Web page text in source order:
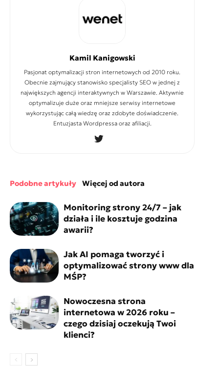
Kamil Kanigowski
Pasjonat optymalizacji stron internetowych od 2010 roku.
Obecnie zajmujący stanowisko specjalisty SEO w jednej z
największych agencji interaktywnych w Warszawie. Aktywnie
optymalizuje duże oraz mniejsze serwisy internetowe
wykorzystując całą wiedzę oraz zdobyte doświadczenie.
Entuzjasta Wordpressa oraz afiliacji.
podobne artykuły więcej od autora
Monitoring strony 24/7 – jak
działa i ile kosztuje godzina
awarii?
Jak AI pomaga tworzyć i
optymalizować strony www dla
MŚP?
Nowoczesna strona
internetowa w 2026 roku –
czego dzisiaj oczekują Twoi
klienci?